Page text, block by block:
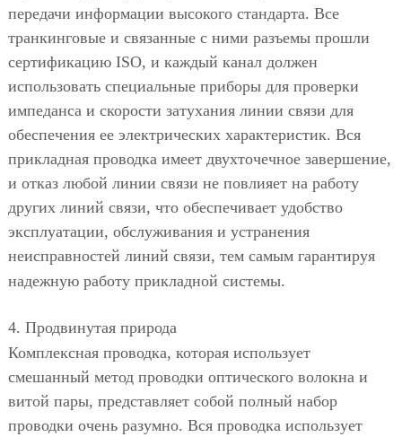
передачи информации высокого стандарта. Все
транкинговые и связанные с ними разъемы прошли
сертификацию ISO, и каждый канал должен
использовать специальные приборы для проверки
импеданса и скорости затухания линии связи для
обеспечения ее электрических характеристик. Вся
прикладная проводка имеет двухточечное завершение,
и отказ любой линии связи не повлияет на работу
других линий связи, что обеспечивает удобство
эксплуатации, обслуживания и устранения
неисправностей линий связи, тем самым гарантируя
надежную работу прикладной системы.
4. Продвинутая природа
Комплексная проводка, которая использует
смешанный метод проводки оптического волокна и
витой пары, представляет собой полный набор
проводки очень разумно. Вся проводка использует